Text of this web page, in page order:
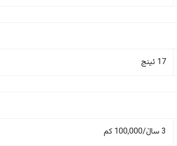
17 ئینج
3 ساڵ/100,000 کم